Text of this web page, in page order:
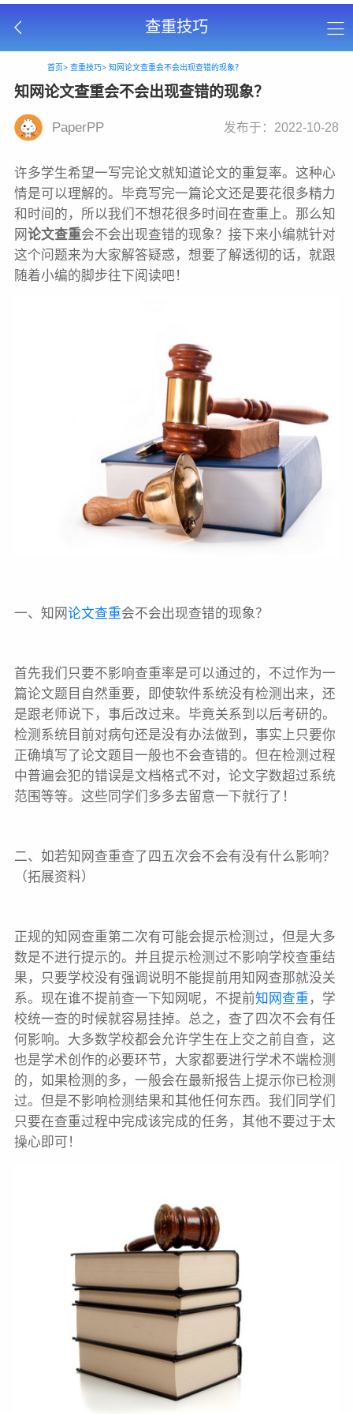
查重技巧
首页> 查重技巧> 知网论文查重会不会出现查错的现象？
知网论文查重会不会出现查错的现象？
PaperPP 发布于：2022-10-28
许多学生希望一写完论文就知道论文的重复率。这种心
情是可以理解的。毕竟写完一篇论文还是要花很多精力
和时间的，所以我们不想花很多时间在查重上。那么知
网论文查重会不会出现查错的现象？接下来小编就针对
这个问题来为大家解答疑惑，想要了解透彻的话，就跟
随着小编的脚步往下阅读吧！
一、知网论文查重会不会出现查错的现象？
首先我们只要不影响查重率是可以通过的，不过作为一
篇论文题目自然重要，即使软件系统没有检测出来，还
是跟老师说下，事后改过来。毕竟关系到以后考研的。
检测系统目前对病句还是没有办法做到，事实上只要你
正确填写了论文题目一般也不会查错的。但在检测过程
中普遍会犯的错误是文档格式不对，论文字数超过系统
范围等等。这些同学们多多去留意一下就行了！
二、如若知网查重查了四五次会不会有没有什么影响？
（拓展资料）
正规的知网查重第二次有可能会提示检测过，但是大多
数是不进行提示的。并且提示检测过不影响学校查重结
果，只要学校没有强调说明不能提前用知网查那就没关
系。现在谁不提前查一下知网呢，不提前知网查重 ，学
校统一查的时候就容易挂掉。总之，查了四次不会有任
何影响。大多数学校都会允许学生在上交之前自查，这
也是学术创作的必要环节，大家都要进行学术不端检测
的，如果检测的多，一般会在最新报告上提示你已检测
过。但是不影响检测结果和其他任何东西。我们同学们
只要在查重过程中完成该完成的任务，其他不要过于太
操心即可！